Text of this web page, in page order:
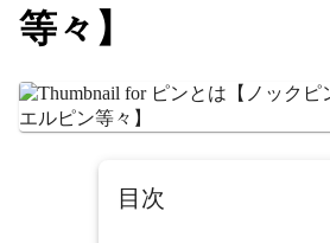
等々】
目次